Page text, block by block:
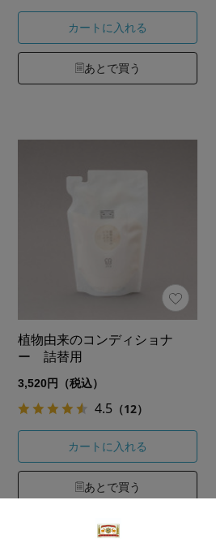
カートに入れる
あとで買う
植物由来のコンディショナ
ー 詰替用
3,520円（税込）
4.5 （12）
カートに入れる
あとで買う